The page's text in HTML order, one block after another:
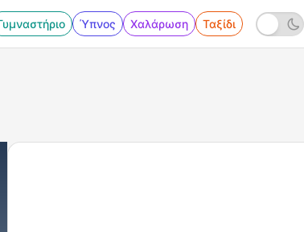
Ύπνος Χαλάρωση Ταξίδι